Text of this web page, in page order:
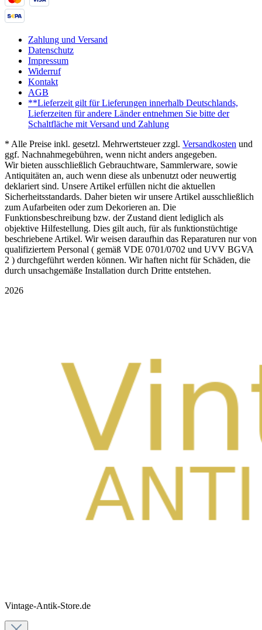
Zahlung und Versand
Datenschutz
Impressum
Widerruf
Kontakt
AGB
**Lieferzeit gilt für Lieferungen innerhalb Deutschlands,
Lieferzeiten für andere Länder entnehmen Sie bitte der
Schaltfläche mit Versand und Zahlung
* Alle Preise inkl. gesetzl. Mehrwertsteuer zzgl. Versandkosten und
ggf. Nachnahmegebühren, wenn nicht anders angegeben.
Wir bieten ausschließlich Gebrauchtware, Sammlerware, sowie
Antiquitäten an, auch wenn diese als unbenutzt oder neuwertig
deklariert sind. Unsere Artikel erfüllen nicht die aktuellen
Sicherheitsstandards. Daher bieten wir unsere Artikel ausschließlich
zum Aufarbeiten oder zum Dekorieren an. Die
Funktionsbeschreibung bzw. der Zustand dient lediglich als
objektive Hilfestellung. Dies gilt auch, für als funktionstüchtige
beschriebene Artikel. Wir weisen daraufhin das Reparaturen nur von
qualifiziertem Personal ( gemäß VDE 0701/0702 und UVV BGVA
2 ) durchgeführt werden können. Wir haften nicht für Schäden, die
durch unsachgemäße Installation durch Dritte entstehen.
2026
Vintage-Antik-Store.de